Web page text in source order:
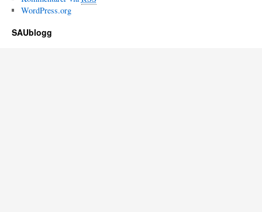
WordPress.org
SAUblogg